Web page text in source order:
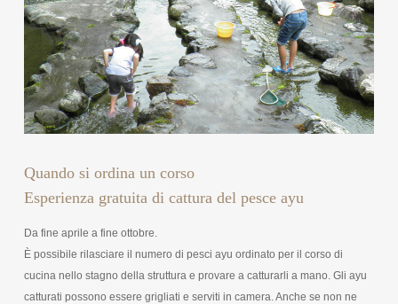
Quando si ordina un corso
Esperienza gratuita di cattura del pesce ayu
Da fine aprile a fine ottobre.
È possibile rilasciare il numero di pesci ayu ordinato per il corso di
cucina nello stagno della struttura e provare a catturarli a mano. Gli ayu
catturati possono essere grigliati e serviti in camera. Anche se non ne